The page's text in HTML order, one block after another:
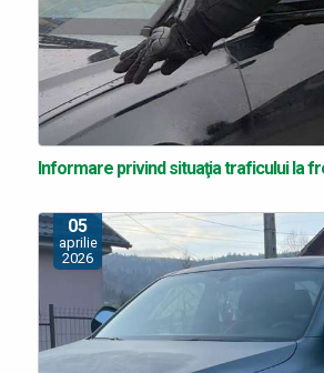
Informare privind situaţia traficului la
05
aprilie
2026